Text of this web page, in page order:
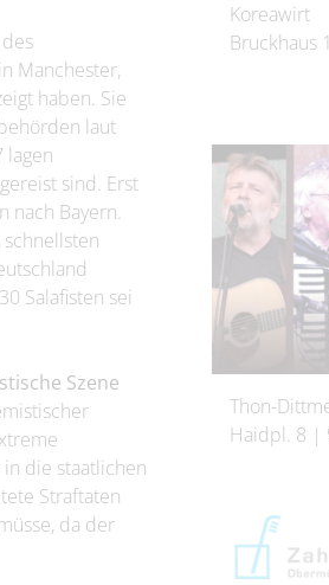
Manchester,
haben. Sie
laut
lagen
sind. Erst
nach Bayern.
Salafisten sei
Szene
die staatlichen
Straftaten
da der
Koreawirt
Bruckhaus 1
Thon-
Haidpl. 8 |